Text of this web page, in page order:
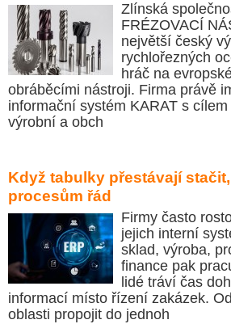
Zlínská
FRÉZOVACÍ
největší český
rychlořezných
hráč na
obráběcími nástroji. Firma právě
informační systém KARAT s
výrobní a obch
Když tabulky přestávají
procesům řád
Firmy často
jejich interní
sklad, výroba,
finance pak
lidé tráví čas
informací místo řízení zakázek.
oblasti propojit do jednoh